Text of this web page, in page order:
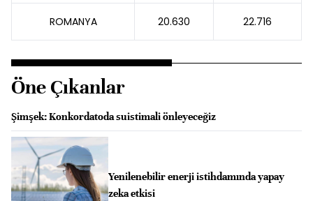
ROMANYA 20.630 22.716
Öne Çıkanlar
Şimşek: Konkordatoda suistimali önleyeceğiz
Yenilenebilir enerji istihdamında yapay
zeka etkisi